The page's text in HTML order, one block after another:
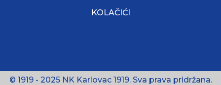
KOLAČIĆI
© 1919 - 2025 NK Karlovac 1919. Sva prava pridržana.